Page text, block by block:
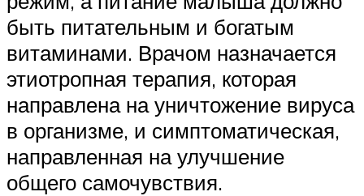
быть питательным и богатым
витаминами. Врачом назначается
этиотропная терапия, которая
направлена на уничтожение вируса
в организме, и симптоматическая,
направленная на улучшение
общего самочувствия.